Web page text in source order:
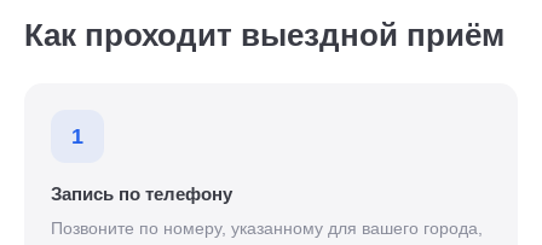
Как проходит выездной приём
1
Запись по телефону
Позвоните по номеру, указанному для вашего города,